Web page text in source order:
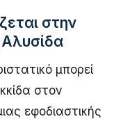
στην
μπορεί
στον
εφοδιαστικής